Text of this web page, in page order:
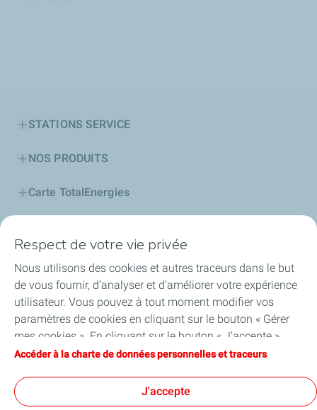
STATIONS SERVICE
NOS PRODUITS
Carte TotalEnergies
Découvrir TotalEnergies
Notre Fondation
Actionnariat
Football
Respect de votre vie privée
Nous utilisons des cookies et autres traceurs dans le but
de vous fournir, d’analyser et d’améliorer votre expérience
utilisateur. Vous pouvez à tout moment modifier vos
paramètres de cookies en cliquant sur le bouton « Gérer
mes cookies ». En cliquant sur le bouton « J’accepte »,
vous acceptez le dépôt de l’ensemble des cookies. Dans le
techniques nécessaires au bon fonctionnement du site
seront utilisés. Pour plus d’informations, vous pouvez
Accéder à la charte de données personnelles et traceurs
J'accepte